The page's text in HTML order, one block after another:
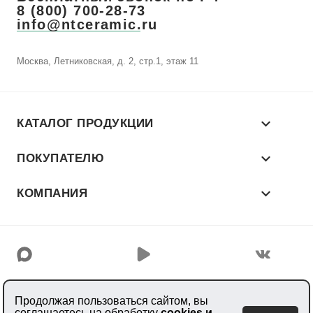
Продолжая пользоваться сайтом, вы
8 (800) 700-28-73
info@ntceramic.ru
Москва, Летниковская, д. 2, стр.1, этаж 11
КАТАЛОГ ПРОДУКЦИИ
ПОКУПАТЕЛЮ
КОМПАНИЯ
© 2026 «NT CERAMIC»
Производитель керамогранита